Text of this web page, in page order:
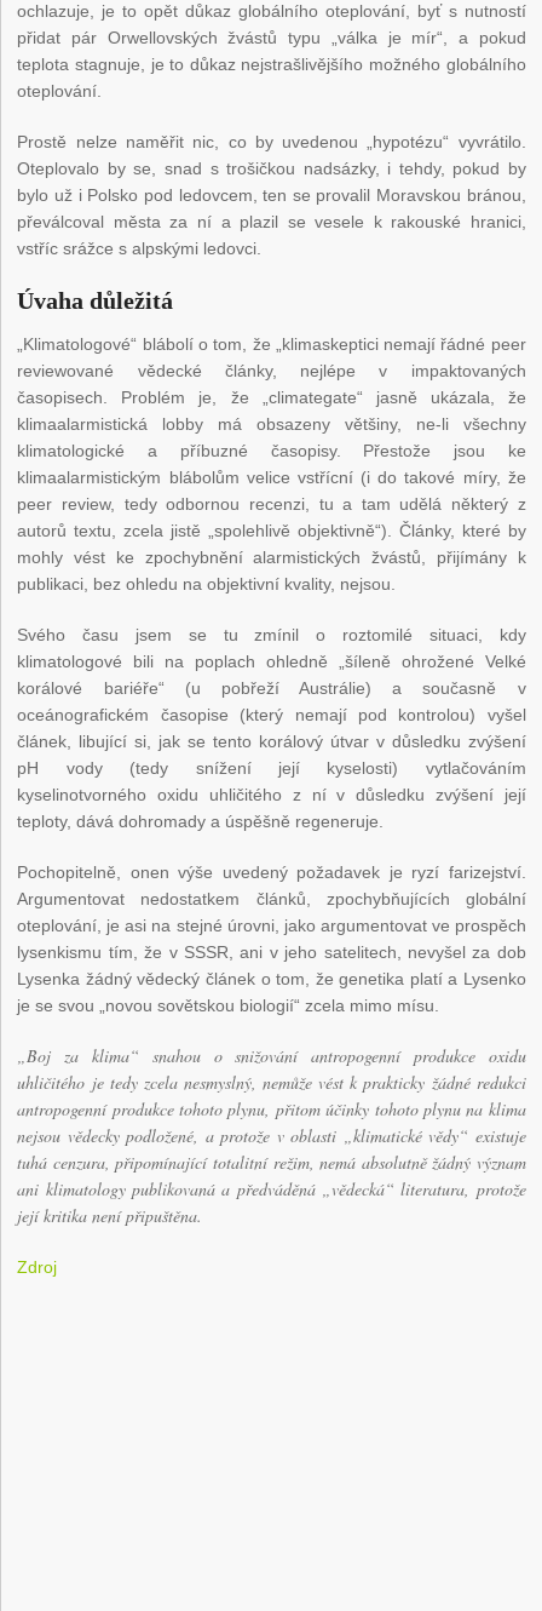
ochlazuje, je to opět důkaz globálního oteplování, byť s nutností
přidat pár Orwellovských žvástů typu „válka je mír“, a pokud
teplota stagnuje, je to důkaz nejstrašlivějšího možného globálního
oteplování.
Prostě nelze naměřit nic, co by uvedenou „hypotézu“ vyvrátilo.
Oteplovalo by se, snad s trošičkou nadsázky, i tehdy, pokud by
bylo už i Polsko pod ledovcem, ten se provalil Moravskou bránou,
převálcoval města za ní a plazil se vesele k rakouské hranici,
vstříc srážce s alpskými ledovci.
Úvaha důležitá
„Klimatologové“ blábolí o tom, že „klimaskeptici nemají řádné peer
reviewované vědecké články, nejlépe v impaktovaných
časopisech. Problém je, že „climategate“ jasně ukázala, že
klimaalarmistická lobby má obsazeny většiny, ne-li všechny
klimatologické a příbuzné časopisy. Přestože jsou ke
klimaalarmistickým blábolům velice vstřícní (i do takové míry, že
peer review, tedy odbornou recenzi, tu a tam udělá některý z
autorů textu, zcela jistě „spolehlivě objektivně“). Články, které by
mohly vést ke zpochybnění alarmistických žvástů, přijímány k
publikaci, bez ohledu na objektivní kvality, nejsou.
Svého času jsem se tu zmínil o roztomilé situaci, kdy
klimatologové bili na poplach ohledně „šíleně ohrožené Velké
korálové bariéře“ (u pobřeží Austrálie) a současně v
oceánografickém časopise (který nemají pod kontrolou) vyšel
článek, libující si, jak se tento korálový útvar v důsledku zvýšení
pH vody (tedy snížení její kyselosti) vytlačováním
kyselinotvorného oxidu uhličitého z ní v důsledku zvýšení její
teploty, dává dohromady a úspěšně regeneruje.
Pochopitelně, onen výše uvedený požadavek je ryzí farizejství.
Argumentovat nedostatkem článků, zpochybňujících globální
oteplování, je asi na stejné úrovni, jako argumentovat ve prospěch
lysenkismu tím, že v SSSR, ani v jeho satelitech, nevyšel za dob
Lysenka žádný vědecký článek o tom, že genetika platí a Lysenko
je se svou „novou sovětskou biologií“ zcela mimo mísu.
„Boj za klima“ snahou o snižování antropogenní produkce oxidu
uhličitého je tedy zcela nesmyslný, nemůže vést k prakticky žádné redukci
antropogenní produkce tohoto plynu, přitom účinky tohoto plynu na klima
nejsou vědecky podložené, a protože v oblasti „klimatické vědy“ existuje
tuhá cenzura, připomínající totalitní režim, nemá absolutně žádný význam
ani klimatology publikovaná a předváděná „vědecká“ literatura, protože
její kritika není připuštěna.
Zdroj